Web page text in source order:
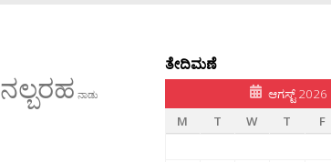
ನಲ್ಬರಹ ನಾಡು
ತೇದಿಮಣೆ
ಆಗಸ್ಟ್ 2026
M
T W T F